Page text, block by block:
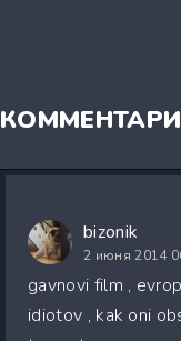
bizonik
2 июня 2014
gavnovi film ,
idiotov , kak oni